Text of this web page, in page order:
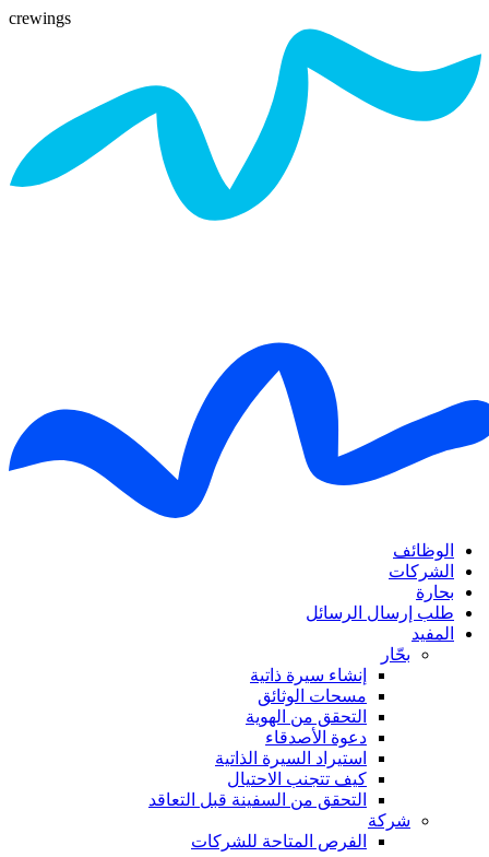
crewings
الوظائف
الشركات
بحارة
طلب إرسال الرسائل
المفيد
بحّار
إنشاء سيرة ذاتية
مسحات الوثائق
التحقق من الهوية
دعوة الأصدقاء
استيراد السيرة الذاتية
كيف تتجنب الاحتيال
التحقق من السفينة قبل التعاقد
شركة
الفرص المتاحة للشركات